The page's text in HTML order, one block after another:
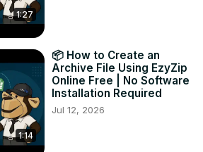
1:27
1:14
📦 How to Create an
Archive File Using EzyZip
Online Free | No Software
Installation Required
Jul 12, 2026